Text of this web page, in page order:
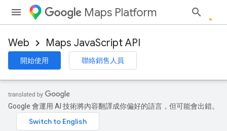
Maps Platform
Web Maps JavaScript API
開始使用 聯絡銷售人員
Google 會運用 AI 技術將內容翻譯成你偏好的語言，但可能會出錯。